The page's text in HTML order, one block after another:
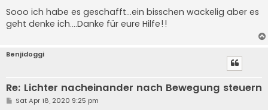
s
t
Sooo ich habe es geschafft...ein bisschen wackelig aber es
geht denke ich....Danke für eure Hilfe!!
Benjidoggi
Re: Lichter nacheinander nach Bewegung steuern
PSat Apr 18, 2020 9:25 pm